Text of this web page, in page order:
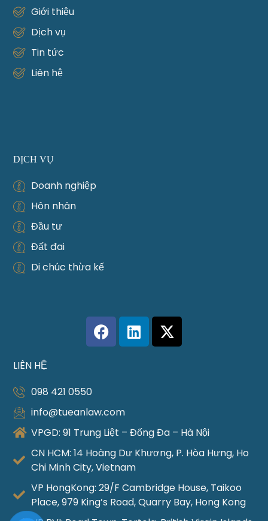
Giới thiệu
Dịch vụ
Tin tức
Liên hệ
DỊCH VỤ
Doanh nghiệp
Hôn nhân
Đầu tư
Đất đai
Di chúc thừa kế
LIÊN HỆ
098 421 0550
info@tueanlaw.com
VPGD: 91 Trung Liệt – Đống Đa – Hà Nội
CN HCM: 14 Hoàng Dư Khương, P. Hòa Hưng, Ho
Chi Minh City, Vietnam
VP HongKong: 29/F Cambridge House, Taikoo
Place, 979 King’s Road, Quarry Bay, Hong Kong